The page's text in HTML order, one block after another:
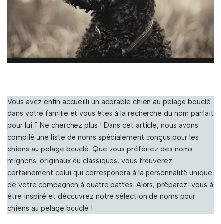
Vous avez enfin accueilli un adorable chien au pelage bouclé
dans votre famille et vous êtes à la recherche du nom parfait
pour lui ? Ne cherchez plus ! Dans cet article, nous avons
compilé une liste de noms spécialement conçus pour les
chiens au pelage bouclé. Que vous préfériez des noms
mignons, originaux ou classiques, vous trouverez
certainement celui qui correspondra à la personnalité unique
de votre compagnon à quatre pattes. Alors, préparez-vous à
être inspiré et découvrez notre sélection de noms pour
chiens au pelage bouclé !